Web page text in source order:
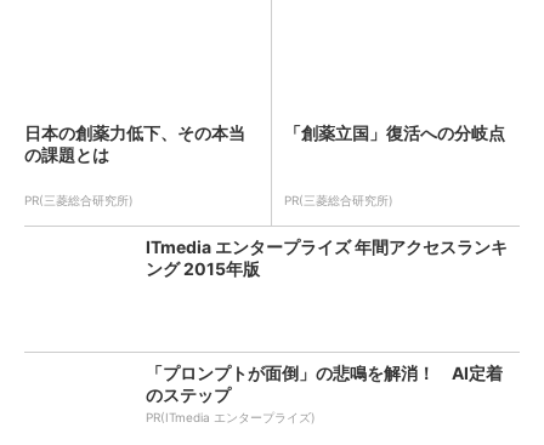
日本の創薬力低下、その本当
の課題とは
PR(三菱総合研究所)
「創薬立国」復活への分岐点
PR(三菱総合研究所)
ITmedia エンタープライズ 年間アクセスランキ
ング 2015年版
「プロンプトが面倒」の悲鳴を解消！ AI定着
のステップ
PR(ITmedia エンタープライズ)